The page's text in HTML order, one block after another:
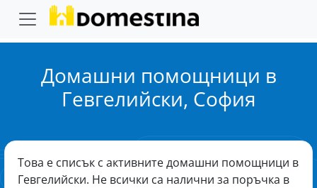
Домашни помощници в
Гевгелийски, София
Това е списък с активните домашни помощници в
Гевгелийски. Не всички са налични за поръчка в